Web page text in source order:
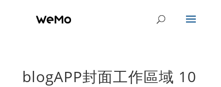
blogAPP封面工作區域 10